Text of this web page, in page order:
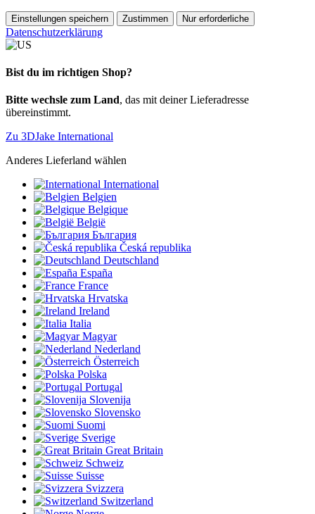
Einstellungen speichern Zustimmen Nur erforderliche
Datenschutzerklärung
Bist du im richtigen Shop?
Bitte wechsle zum Land, das mit deiner Lieferadresse
übereinstimmt.
Zu 3DJake International
Anderes Lieferland wählen
International
Belgien
Belgique
België
България
Česká republika
Deutschland
España
France
Hrvatska
Ireland
Italia
Magyar
Nederland
Österreich
Polska
Portugal
Slovenija
Slovensko
Suomi
Sverige
Great Britain
Schweiz
Suisse
Svizzera
Switzerland